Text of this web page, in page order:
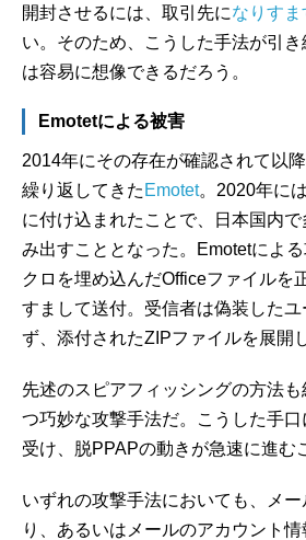
開封させるには、取引先になりすま
い。そのため、こうした手法が引
は容易に想像できるだろう。
Emotetによる被害
2014年にその存在が確認されて以
繰り返してきた Emotet。2020年に
に付け込まれたことで、日本国内
み出すこととなった。Emotetによ
クロを埋め込んだOfficeファイルを
すまして送付。受信者は偽装したユ
ず、添付されたZIPファイルを展開
先述のスピアフィッシングの方法
つ巧妙な攻撃手法だ。こうした手
受け、脱PPAPの動きが急速に進む
いずれの攻撃手法においても、メ
り、あるいはメールのアカウント